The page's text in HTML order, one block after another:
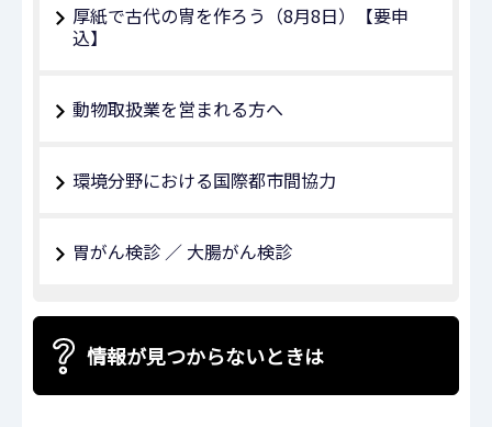
厚紙で古代の冑を作ろう（8月8日）【要申
込】
動物取扱業を営まれる方へ
環境分野における国際都市間協力
胃がん検診 ／ 大腸がん検診
情報が見つからないときは